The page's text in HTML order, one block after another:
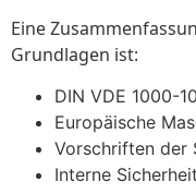
Eine
Grundlagen ist:
DIN VDE 1000-10
Europäische
Vorschriften der
Interne